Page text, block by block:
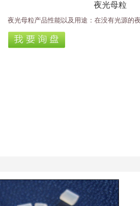
夜光母粒
夜光母粒产品性能以及用途：在没有光源的